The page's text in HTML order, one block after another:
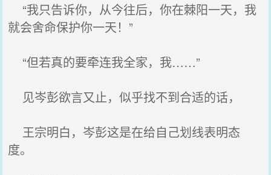
“我只告诉你，从今往后，你在棘阳一天，我
就会舍命保护你一天！”
“但若真的要牵连我全家，我……”
见岑彭欲言又止，似乎找不到合适的话，
王宗明白，岑彭这是在给自己划线表明态
度。